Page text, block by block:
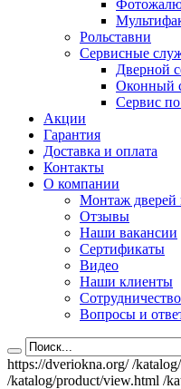
Рольставни
Сервисные
Дверной
Оконный
Сервис
Акции
Гарантия
Доставка и оплата
Контакты
О компании
Монтаж дверей
Отзывы
Наши вакансии
Сертификаты
Видео
Наши клиенты
Сотрудничество
Вопросы и
https://dveriokna.org/ /
/katalog/product/view.html /